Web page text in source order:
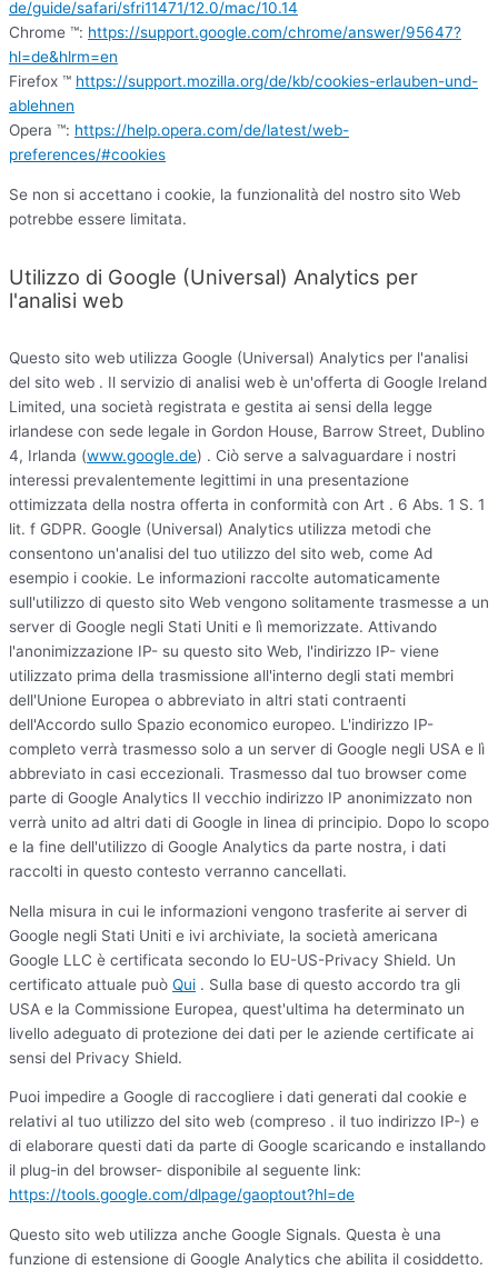
de/guide/safari/sfri11471/12.0/mac/10.14
Chrome ™: https://support.google.com/chrome/answer/95647?
hl=de&hlrm=en
Firefox ™ https://support.mozilla.org/de/kb/cookies-erlauben-und-
ablehnen
Opera ™: https://help.opera.com/de/latest/web-
preferences/#cookies
Se non si accettano i cookie, la funzionalità del nostro sito Web
potrebbe essere limitata.
Utilizzo di Google (Universal) Analytics per
l'analisi web
Questo sito web utilizza Google (Universal) Analytics per l'analisi
del sito web . Il servizio di analisi web è un'offerta di Google Ireland
Limited, una società registrata e gestita ai sensi della legge
irlandese con sede legale in Gordon House, Barrow Street, Dublino
4, Irlanda (www.google.de) . Ciò serve a salvaguardare i nostri
interessi prevalentemente legittimi in una presentazione
ottimizzata della nostra offerta in conformità con Art . 6 Abs. 1 S. 1
lit. f GDPR. Google (Universal) Analytics utilizza metodi che
consentono un'analisi del tuo utilizzo del sito web, come Ad
esempio i cookie. Le informazioni raccolte automaticamente
sull'utilizzo di questo sito Web vengono solitamente trasmesse a un
server di Google negli Stati Uniti e lì memorizzate. Attivando
l'anonimizzazione IP- su questo sito Web, l'indirizzo IP- viene
utilizzato prima della trasmissione all'interno degli stati membri
dell'Unione Europea o abbreviato in altri stati contraenti
dell'Accordo sullo Spazio economico europeo. L'indirizzo IP-
completo verrà trasmesso solo a un server di Google negli USA e lì
abbreviato in casi eccezionali. Trasmesso dal tuo browser come
parte di Google Analytics Il vecchio indirizzo IP anonimizzato non
verrà unito ad altri dati di Google in linea di principio. Dopo lo scopo
e la fine dell'utilizzo di Google Analytics da parte nostra, i dati
raccolti in questo contesto verranno cancellati.
Nella misura in cui le informazioni vengono trasferite ai server di
Google negli Stati Uniti e ivi archiviate, la società americana
Google LLC è certificata secondo lo EU-US-Privacy Shield. Un
certificato attuale può Qui . Sulla base di questo accordo tra gli
USA e la Commissione Europea, quest'ultima ha determinato un
livello adeguato di protezione dei dati per le aziende certificate ai
sensi del Privacy Shield.
Puoi impedire a Google di raccogliere i dati generati dal cookie e
relativi al tuo utilizzo del sito web (compreso . il tuo indirizzo IP-) e
di elaborare questi dati da parte di Google scaricando e installando
il plug-in del browser- disponibile al seguente link:
https://tools.google.com/dlpage/gaoptout?hl=de
Questo sito web utilizza anche Google Signals. Questa è una
funzione di estensione di Google Analytics che abilita il cosiddetto.